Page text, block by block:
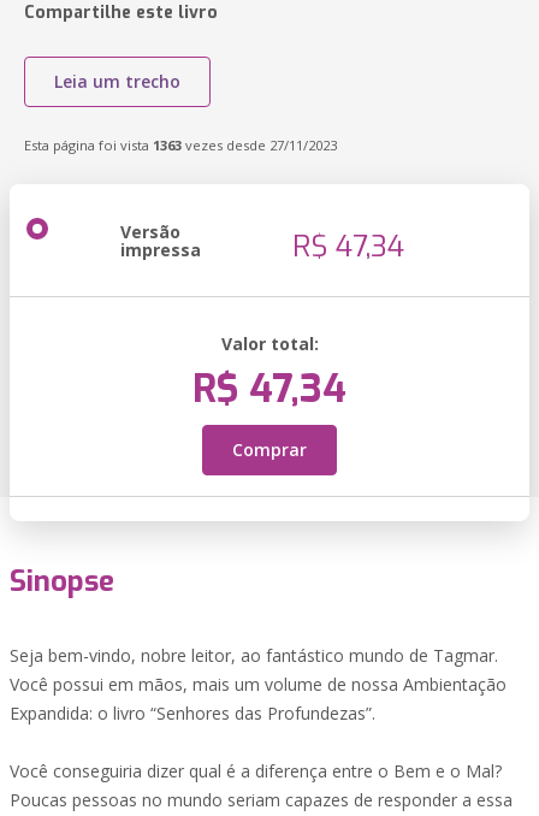
Compartilhe este livro
Leia um trecho
Esta página foi vista 1363 vezes desde 27/11/2023
Versão
impressa R$ 47,34
Valor total:
R$ 47,34
Comprar
Sinopse
Seja bem-vindo, nobre leitor, ao fantástico mundo de Tagmar.
Você possui em mãos, mais um volume de nossa Ambientação
Expandida: o livro “Senhores das Profundezas”.
Você conseguiria dizer qual é a diferença entre o Bem e o Mal?
Poucas pessoas no mundo seriam capazes de responder a essa